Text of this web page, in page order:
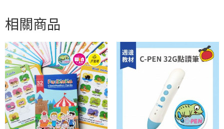
相關商品